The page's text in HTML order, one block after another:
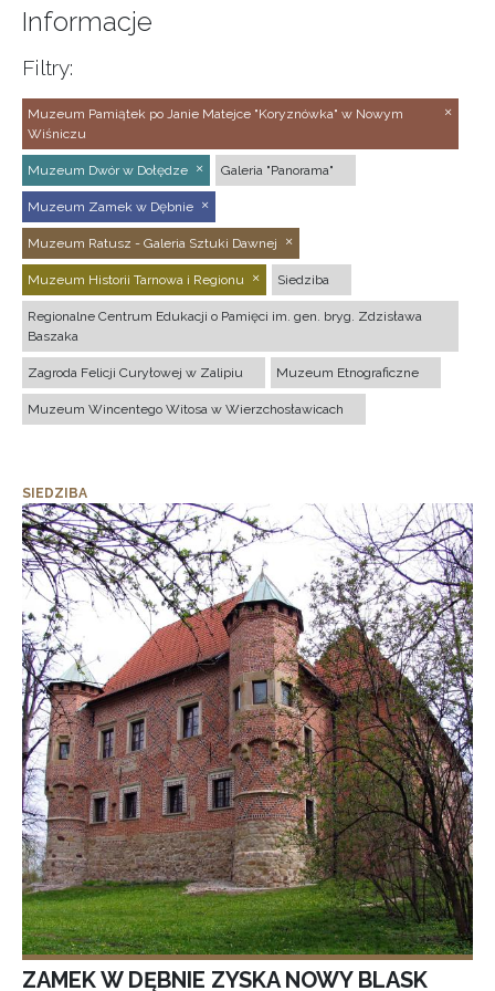
Informacje
Filtry:
Muzeum Pamiątek po Janie Matejce "Koryznówka" w Nowym
Wiśniczu
Muzeum Dwór w Dołędze Galeria "Panorama"
Muzeum Zamek w Dębnie
Muzeum Ratusz - Galeria Sztuki Dawnej
Muzeum Historii Tarnowa i Regionu Siedziba
Regionalne Centrum Edukacji o Pamięci im. gen. bryg. Zdzisława
Baszaka
Zagroda Felicji Curyłowej w Zalipiu Muzeum Etnograficzne
Muzeum Wincentego Witosa w Wierzchosławicach
SIEDZIBA
ZAMEK W DĘBNIE ZYSKA NOWY BLASK